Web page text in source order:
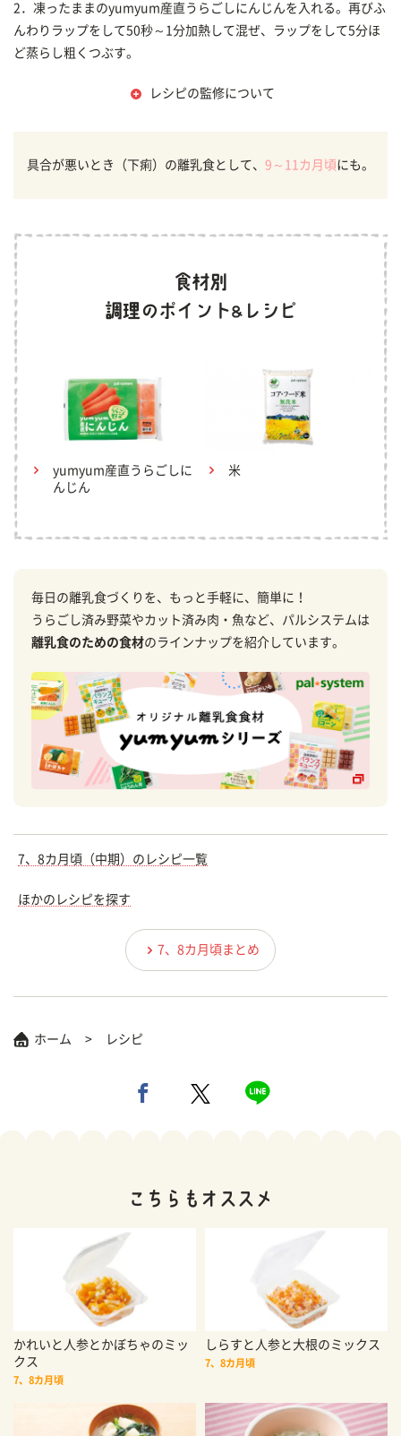
2．凍ったままのyumyum産直うらごしにんじんを入れる。再びふ
んわりラップをして50秒～1分加熱して混ぜ、ラップをして5分ほ
ど蒸らし粗くつぶす。
レシピの監修について
具合が悪いとき（下痢）の離乳食として、 9～11カ月頃にも。
yumyum産直うらごしに
んじん
米
毎日の離乳食づくりを、もっと手軽に、簡単に！
うらごし済み野菜やカット済み肉・魚など、パルシステムは
離乳食のための食材のラインナップを紹介しています。
7、8カ月頃（中期）のレシピ一覧
ほかのレシピを探す
7、8カ月頃まとめ
ホーム レシピ
かれいと人参とかぼちゃのミッ
クス
7、8カ月頃
しらすと人参と大根のミックス
7、8カ月頃